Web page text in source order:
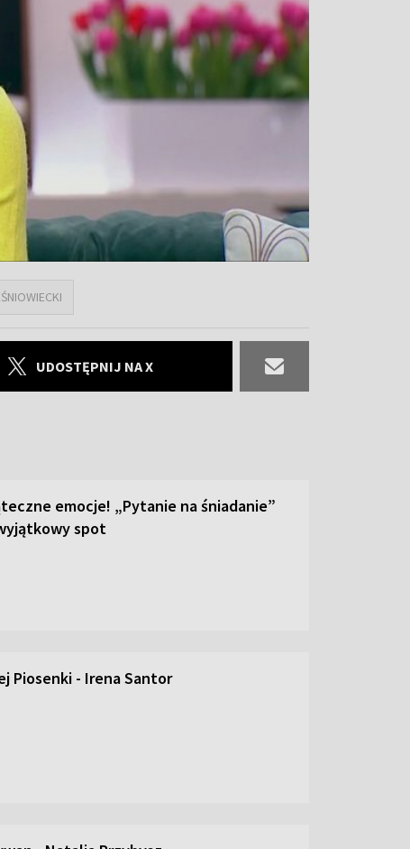
UDOSTĘPNIJ NA X
emocje! „Pytanie na śniadanie”
spot
Piosenki - Irena Santor